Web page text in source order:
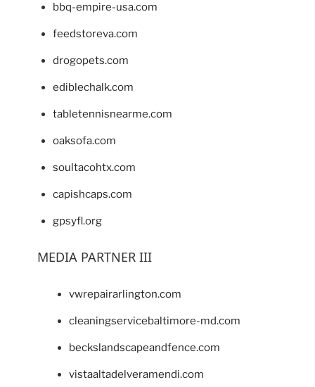
bbq-empire-usa.com
feedstoreva.com
drogopets.com
ediblechalk.com
tabletennisnearme.com
oaksofa.com
soultacohtx.com
capishcaps.com
gpsyfl.org
MEDIA PARTNER III
vwrepairarlington.com
cleaningservicebaltimore-md.com
beckslandscapeandfence.com
vistaaltadelveramendi.com